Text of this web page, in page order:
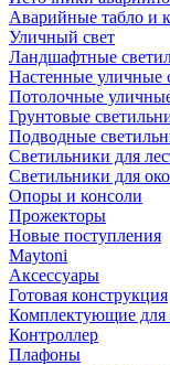
Аварийные табло и
Уличный свет
Ландшафтные
Настенные уличные
Потолочные
Грунтовые
Подводные
Светильники для
Светильники для
Опоры и консоли
Прожекторы
Новые поступления
Maytoni
Аксессуары
Готовая конструкция
Комплектующие для
Контроллер
Плафоны